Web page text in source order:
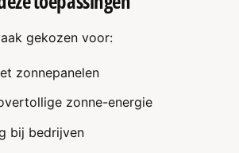
gekozen voor:
zonnepanelen
zonne-energie
bij bedrijven